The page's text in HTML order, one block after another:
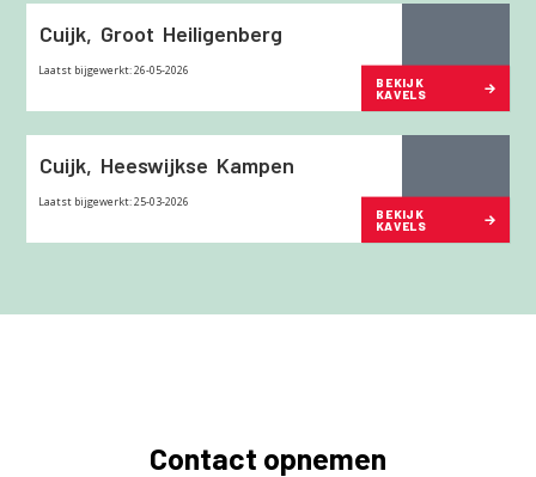
Cuijk, Groot Heiligenberg
BEKIJK
KAVELS
Laatst bijgewerkt: 26-05-2026
Cuijk, Heeswijkse Kampen
BEKIJK
KAVELS
Laatst bijgewerkt: 25-03-2026
Contact opnemen